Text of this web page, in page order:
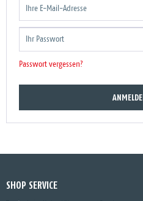
Passwort vergessen?
SHOP SERVICE